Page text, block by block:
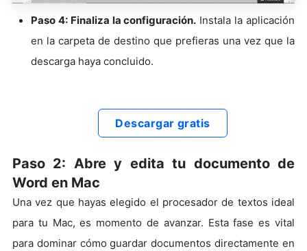
Paso 4: Finaliza la configuración. Instala la aplicación
en la carpeta de destino que prefieras una vez que la
descarga haya concluido.
Descargar gratis
Paso 2: Abre y edita tu documento de
Word en Mac
Una vez que hayas elegido el procesador de textos ideal
para tu Mac, es momento de avanzar. Esta fase es vital
para dominar cómo guardar documentos directamente en